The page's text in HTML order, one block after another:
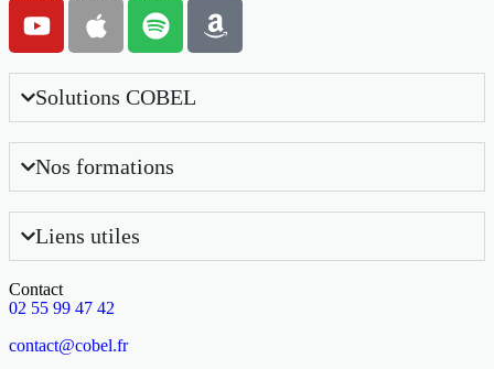
Solutions COBEL
Nos formations
Liens utiles
Contact
02 55 99 47 42
contact@cobel.fr